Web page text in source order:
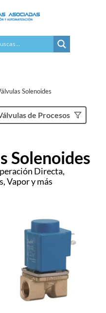
Solenoides
de Procesos
Solenoides
Directa,
Vapor y más